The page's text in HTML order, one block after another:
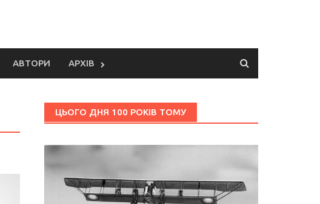
АВТОРИ АРХІВ
ЦЬОГО ДНЯ 100 РОКІВ ТОМУ